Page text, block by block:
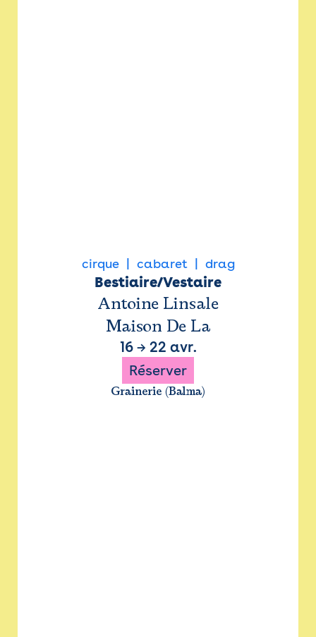
cirque cabaret drag
Bestiaire/Vestaire
Antoine Linsale
Maison De La
16→ 22 avr.
Réserver
Grainerie (Balma)